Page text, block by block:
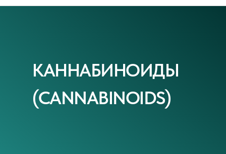
КАННАБИНОИДЫ
(CANNABINOIDS)